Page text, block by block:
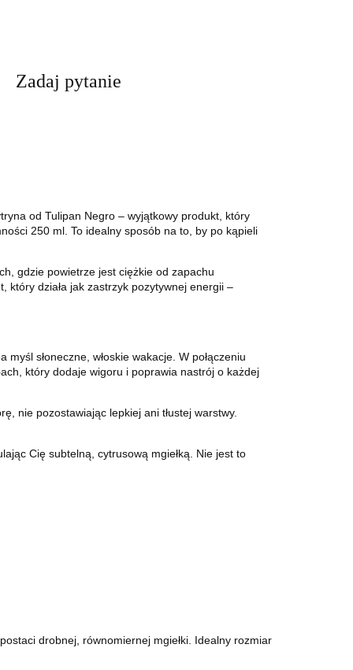
Zadaj pytanie
od Tulipan Negro – wyjątkowy produkt, który
250 ml. To idealny sposób na to, by po kąpieli
gdzie powietrze jest ciężkie od zapachu
działa jak zastrzyk pozytywnej energii –
słoneczne, włoskie wakacje. W połączeniu
który dodaje wigoru i poprawia nastrój o każdej
nie pozostawiając lepkiej ani tłustej warstwy.
Cię subtelną, cytrusową mgiełką. Nie jest to
drobnej, równomiernej mgiełki. Idealny rozmiar